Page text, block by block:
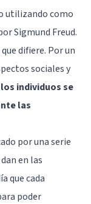
utilizando como
Sigmund Freud.
difiere. Por un
sociales y
individuos se
las
por una serie
en las
que cada
poder